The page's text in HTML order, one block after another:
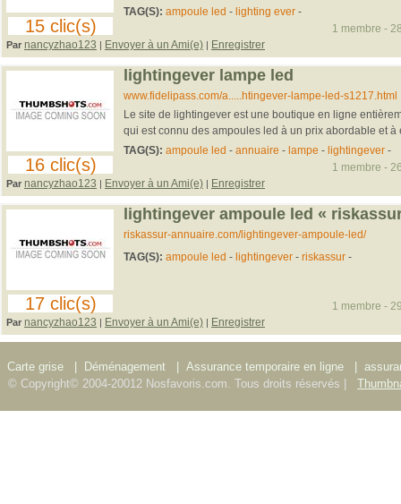
15 clic(s)
TAG(S): ampoule led - lighting ever-
Par nancyzhao123 | Envoyer à un Ami(e) | Enregistrer
1 membre -
16 clic(s)
lightingever lampe led
www.fidelipass.com/a.....htingever-lampe-led-s1217.html
Le site de lightingever est une boutique en ligne
qui est connu des ampoules led à un prix abordable et à
TAG(S): ampoule led - annuaire - lampe - lightingever-
Par nancyzhao123 | Envoyer à un Ami(e) | Enregistrer
1 membre -
17 clic(s)
lightingever ampoule led «
riskassur-annuaire.com/lightingever-ampoule-led/
TAG(S): ampoule led - lightingever- riskassur-
Par nancyzhao123 | Envoyer à un Ami(e) | Enregistrer
1 membre -
Carte grise Déménagement Assurance temporaire en ligne
© Copyright© 2004-20012 Nosfavoris.com. Tous droits réservés |